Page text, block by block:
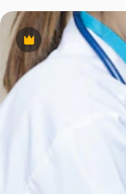
Premium